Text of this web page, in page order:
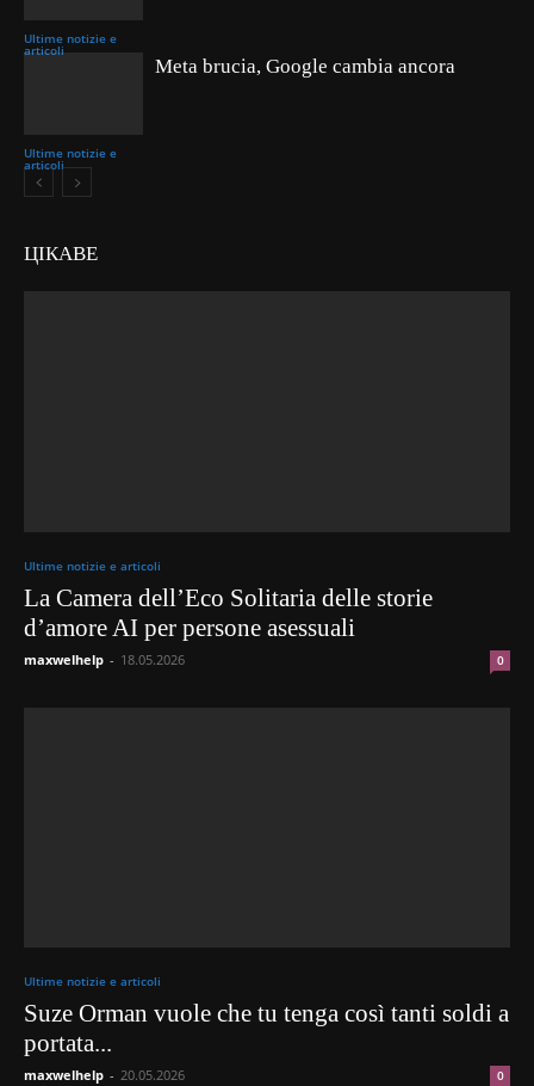
Ultime notizie e
articoli
Ultime notizie e
articoli
Meta brucia, Google cambia ancora
ЦІКАВЕ
Ultime notizie e articoli
La Camera dell’Eco Solitaria delle storie
d’amore AI per persone asessuali
maxwelhelp - 18.05.2026 0
Ultime notizie e articoli
Suze Orman vuole che tu tenga così tanti soldi a
portata...
maxwelhelp - 20.05.2026 0